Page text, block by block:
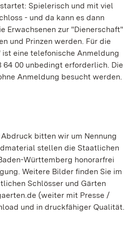
Spielerisch und mit viel
- und da kann es dann
Erwachsenen zur "Dienerschaft"
und Prinzen werden. Für die
eine telefonische Anmeldung
64 00 unbedingt erforderlich. Die
Anmeldung besucht werden.
bitten wir um Nennung
stellen die Staatlichen
Württemberg honorarfrei
Weitere Bilder finden Sie im
Schlösser und Gärten
(weiter mit Presse /
und in druckfähiger Qualität.